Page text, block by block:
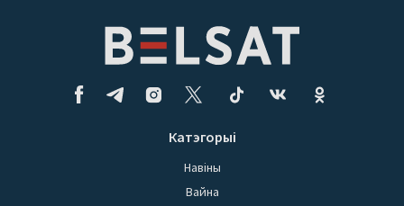
Катэгорыі
Навіны
Вайна